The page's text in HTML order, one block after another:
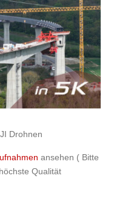
Drohnen
ansehen ( Bitte
Qualität